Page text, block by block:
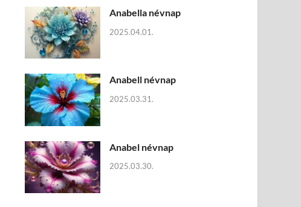
Anabella névnap
2025.04.01.
Anabell névnap
2025.03.31.
Anabel névnap
2025.03.30.